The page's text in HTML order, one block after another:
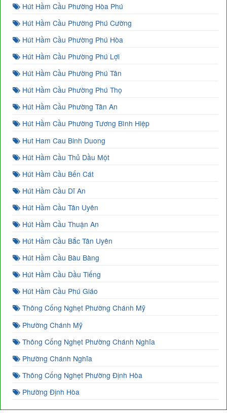
Hút Hầm Cầu Phường Hòa Phú
Hút Hầm Cầu Phường Phú Cường
Hút Hầm Cầu Phường Phú Hòa
Hút Hầm Cầu Phường Phú Lợi
Hút Hầm Cầu Phường Phú Tân
Hút Hầm Cầu Phường Phú Thọ
Hút Hầm Cầu Phường Tân An
Hút Hầm Cầu Phường Tương Bình Hiệp
Hut Ham Cau Binh Duong
Hút Hầm Cầu Thủ Dầu Một
Hút Hầm Cầu Bến Cát
Hút Hầm Cầu Dĩ An
Hút Hầm Cầu Tân Uyên
Hút Hầm Cầu Thuận An
Hút Hầm Cầu Bắc Tân Uyên
Hút Hầm Cầu Bàu Bàng
Hút Hầm Cầu Dầu Tiếng
Hút Hầm Cầu Phú Giáo
Thông Cống Nghẹt Phường Chánh Mỹ
Phường Chánh Mỹ
Thông Cống Nghẹt Phường Chánh Nghĩa
Phường Chánh Nghĩa
Thông Cống Nghẹt Phường Định Hòa
Phường Định Hòa